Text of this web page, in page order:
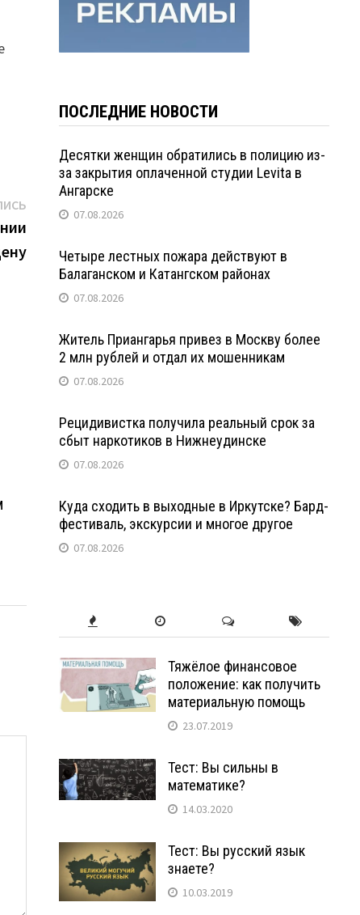
Следующая
запись:
ПОСЛЕДНИЕ НОВОСТИ
Десятки женщин обратились в полицию из-
за закрытия оплаченной студии Levita в
Ангарске
07.08.2026
Четыре лестных пожара действуют в
Балаганском и Катангском районах
07.08.2026
Житель Приангарья привез в Москву более
2 млн рублей и отдал их мошенникам
07.08.2026
Рецидивистка получила реальный срок за
сбыт наркотиков в Нижнеудинске
07.08.2026
Куда сходить в выходные в Иркутске? Бард-
фестиваль, экскурсии и многое другое
07.08.2026
Тяжёлое финансовое
положение: как получить
материальную помощь
23.07.2019
Тест: Вы сильны в
математике?
14.03.2020
Тест: Вы русский язык
знаете?
10.03.2019